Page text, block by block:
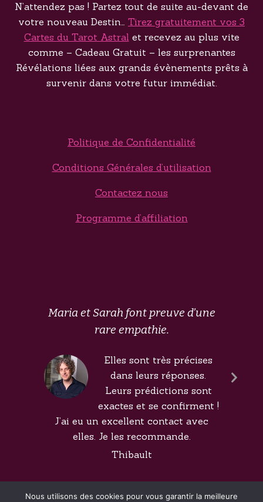
N’attendez pas ! Partez tout de suite au-devant de
votre nouveau Destin… Tirez gratuitement vos 3
Cartes du Tarot Astral et recevez au plus vite
comme – Cadeau Gratuit – les surprenantes
Révélations liées aux grands évènements prêts à
survenir dans votre futur immédiat.
Politique de Confidentialité
Conditions Générales d’utilisation
Contactez nous
Programme d’affiliation
Maria et Sarah font preuve d’une
rare empathie.
Elles sont très précises
dans leurs réponses.
Leurs prédictions sont
exactes et se confirment !
J’ai eu un excellent contact avec
elles. Je les recommande.
Thibault
Nous utilisons des cookies pour vous garantir la meilleure